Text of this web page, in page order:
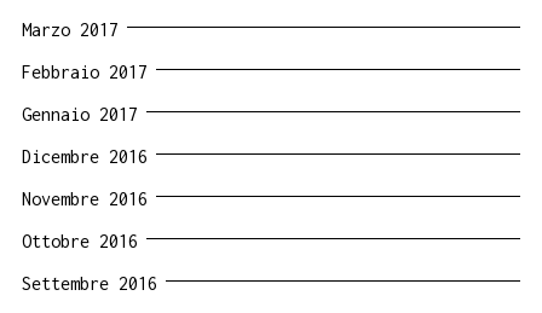
Marzo 2017
Febbraio 2017
Gennaio 2017
Dicembre 2016
Novembre 2016
Ottobre 2016
Settembre 2016